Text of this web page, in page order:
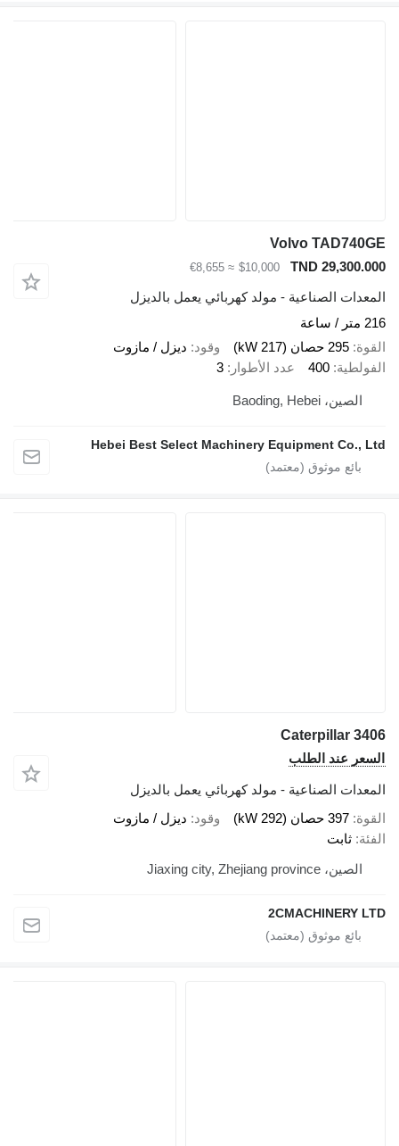
Volvo
TND
$10,000
≈ €8,655
الصناعية - مولد كهربائي يعمل بالديزل
295 حصان (217 kW) وقود
ديزل / مازوت
400 عدد الأطوار 3
Hebei Best Select Machinery Equipment
Caterpillar
عند الطلب
الصناعية - مولد كهربائي يعمل بالديزل
397 حصان (292 kW)
وقود
ديزل / مازوت
ثابت